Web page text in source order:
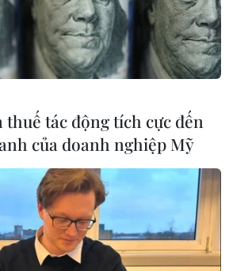
thuế tác động tích cực đến
của doanh nghiệp Mỹ